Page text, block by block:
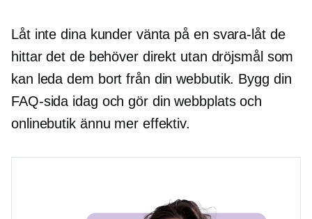
Låt inte dina kunder vänta på en svara-låtde
hittar det de behöver direkt utan dröjsmål som
kan leda dem bort från din webbutik. Bygg din
FAQ-sida idag och gör din webbplats och
onlinebutik ännu mer effektiv.